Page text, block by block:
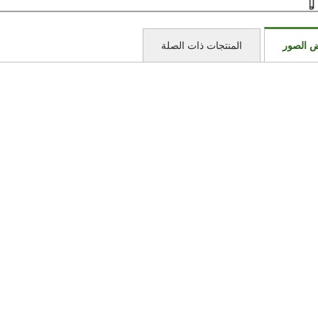
الصور المنتجات ذات الصلة